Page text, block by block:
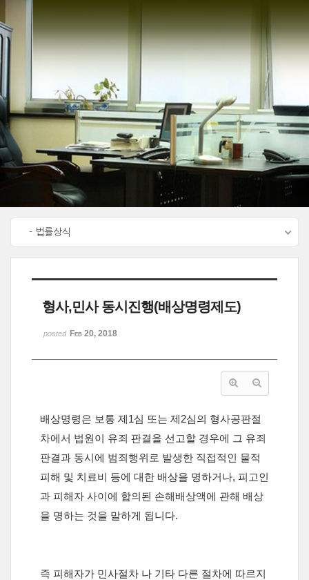
- 법률상식
형사,민사 동시진행(배상명령제도)
posted Feb 20, 2018
배상명령은 보통 제1심 또는 제2심의 형사공판절
차에서 법원이 유죄 판결을 선고할 경우에 그 유죄
판결과 동시에 범죄행위로 발생한 직접적인 물적
피해 및 치료비 등에 대한 배상을 명하거나, 피고인
과 피해자 사이에 합의된 손해배상액에 관해 배상
을 명하는 것을 말하게 됩니다.
즉 피해자가 민사절차 나 기타 다른 절차에 따르지